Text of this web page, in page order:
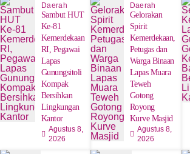
Daerah
Sambut HUT
Ke-81
Kemerdekaan
RI, Pegawai
Lapas
Gunungsitoli
Kompak
Bersihkan
Lingkungan
Kantor
Agustus 8,
2026
Daerah
Gelorakan
Spirit
Kemerdekaan,
Petugas dan
Warga Binaan
Lapas Muara
Teweh
Gotong
Royong
Kurve Masjid
Agustus 8,
2026